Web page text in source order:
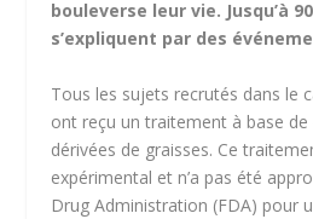
bouleverse leur vie. Jusqu’à
s’expliquent par des
Tous les sujets recrutés dans le
ont reçu un traitement à base de
dérivées de graisses. Ce
expérimental et n’a pas été
Drug Administration (FDA) pour